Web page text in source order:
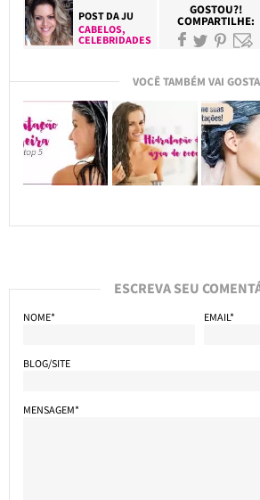
POST DAJU
CABELOS,
CELEBRIDADES
GOSTOU?!
COMPARTILHE:
VOCÊ TAMBÉM VAI
ESCREVA SEU
NOME* EMAIL*
BLOG/SITE
MENSAGEM*